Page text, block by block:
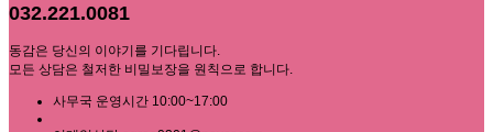
032.221.0081
동감은 당신의 이야기를 기다립니다.
모든 상담은 철저한 비밀보장을 원칙으로 합니다.
사무국 운영시간 10:00~17:00